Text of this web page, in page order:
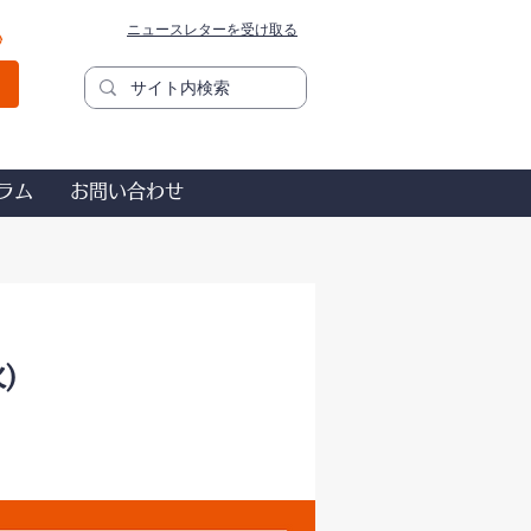
ニュースレターを受け取る
ム お問い合わせ
)